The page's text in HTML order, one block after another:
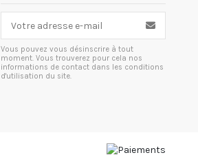
Vous pouvez vous désinscrire à tout
moment. Vous trouverez pour cela nos
informations de contact dans les conditions
d'utilisation du site.